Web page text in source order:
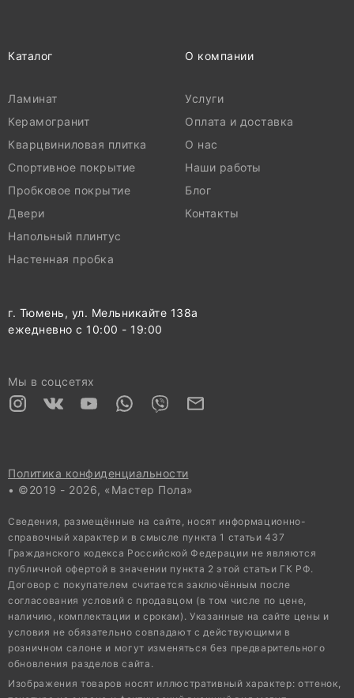
Каталог
Ламинат
Керамогранит
Кварцвиниловая плитка
Спортивное покрытие
Пробковое покрытие
Двери
Напольный плинтус
Настенная пробка
О компании
Услуги
Оплата и доставка
О нас
Наши работы
Блог
Контакты
г. Тюмень, ул. Мельникайте 138а
ежедневно с 10:00 - 19:00
Мы в соцсетях
Политика конфиденциальности
• ©2019 - 2026, «Мастер Пола»
Сведения, размещённые на сайте, носят информационно-
справочный характер и в смысле пункта 1 статьи 437
Гражданского кодекса Российской Федерации не являются
публичной офертой в значении пункта 2 этой статьи ГК РФ.
Договор с покупателем считается заключённым после
согласования условий с продавцом (в том числе по цене,
наличию, комплектации и срокам). Указанные на сайте цены и
условия не обязательно совпадают с действующими в
розничном салоне и могут изменяться без предварительного
обновления разделов сайта.
Изображения товаров носят иллюстративный характер: оттенок,